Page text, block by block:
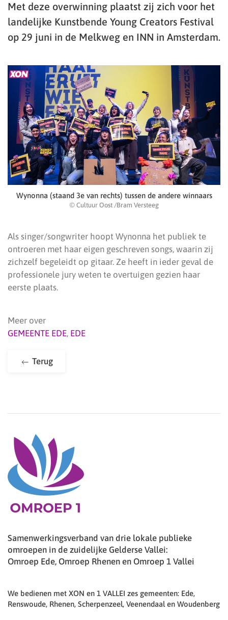
Met deze overwinning plaatst zij zich voor het
landelijke Kunstbende Young Creators Festival
op 29 juni in de Melkweg en INN in Amsterdam.
Wynonna (staand 3e van rechts) tussen de andere winnaars
© Cultuur Oost /Bram Versteeg
Als singer/songwriter hoopt Wynonna het publiek te
ontroeren met haar eigen geschreven songs, waarin zij
zichzelf begeleidt op gitaar. Ze heeft in ieder geval de
professionele jury weten te overtuigen gezien haar
eerste plaats.
Meer over
GEMEENTE EDE, EDE
Terug
Samenwerkingsverband van drie lokale publieke
omroepen in de zuidelijke Gelderse Vallei:
Omroep Ede, Omroep Rhenen en Omroep 1 Vallei
We bedienen met XON en 1 VALLEI zes gemeenten: Ede,
Renswoude, Rhenen, Scherpenzeel, Veenendaal en Woudenberg